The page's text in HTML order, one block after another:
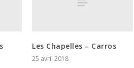
Les Chapelles – Carros
25 avril 2018